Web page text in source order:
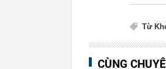
Từ
CÙNG